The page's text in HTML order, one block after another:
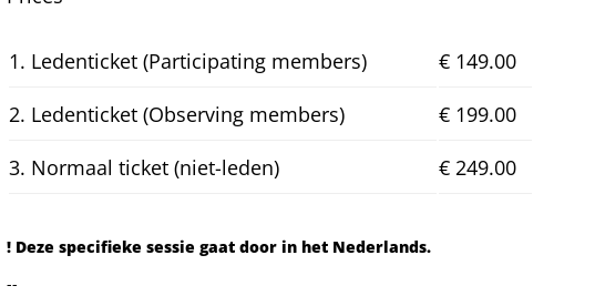
1. Ledenticket (Participating members)
€ 149.00
2. Ledenticket (Observing members)
€ 199.00
3. Normaal ticket (niet-leden)
€ 249.00
! Deze specifieke sessie gaat door in het Nederlands.
--